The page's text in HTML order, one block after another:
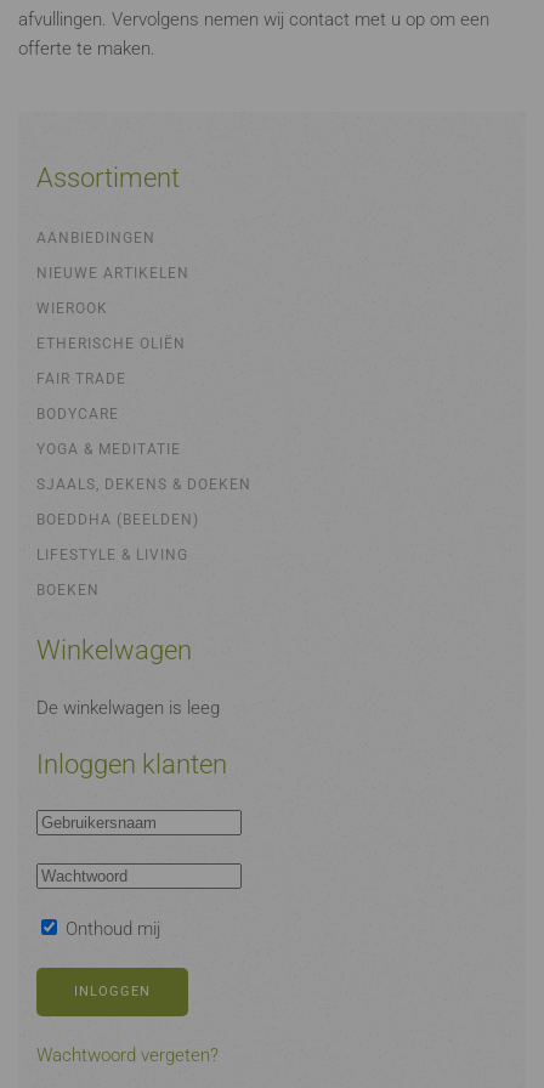
afvullingen. Vervolgens nemen wij contact met u op om een
offerte te maken.
Assortiment
AANBIEDINGEN
NIEUWE ARTIKELEN
WIEROOK
ETHERISCHE OLIËN
FAIR TRADE
BODYCARE
YOGA & MEDITATIE
SJAALS, DEKENS & DOEKEN
BOEDDHA (BEELDEN)
LIFESTYLE & LIVING
BOEKEN
Winkelwagen
De winkelwagen is leeg
Inloggen klanten
Onthoud mij
INLOGGEN
Wachtwoord vergeten?